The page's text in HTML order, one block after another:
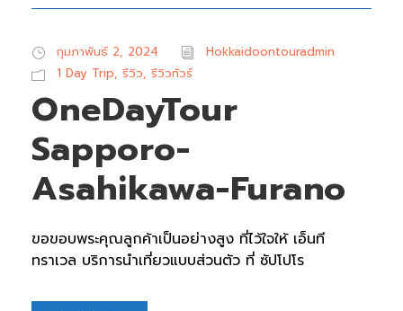
กุมภาพันธ์ 2, 2024
Hokkaidoontouradmin
1 Day Trip, รีวิว, รีวิวทัวร์
OneDayTour
Sapporo-
Asahikawa-Furano
ขอขอบพระคุณลูกค้าเป็นอย่างสูง ที่ไว้ใจให้ เอ็นที
ทราเวล บริการนำเที่ยวแบบส่วนตัว ที่ ซัปโปโร